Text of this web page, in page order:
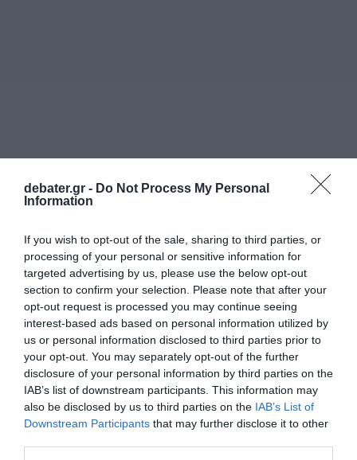
debater.gr - Do Not Process My Personal
Information
If you wish to opt-out of the sale, sharing to third parties, or
processing of your personal or sensitive information for
targeted advertising by us, please use the below opt-out
section to confirm your selection. Please note that after your
opt-out request is processed you may continue seeing
interest-based ads based on personal information utilized by
us or personal information disclosed to third parties prior to
your opt-out. You may separately opt-out of the further
disclosure of your personal information by third parties on the
IAB’s list of downstream participants. This information may
also be disclosed by us to third parties on the IAB’s List of
Downstream Participants that may further disclose it to other
ΑΘΛΗΤΙΚΑ